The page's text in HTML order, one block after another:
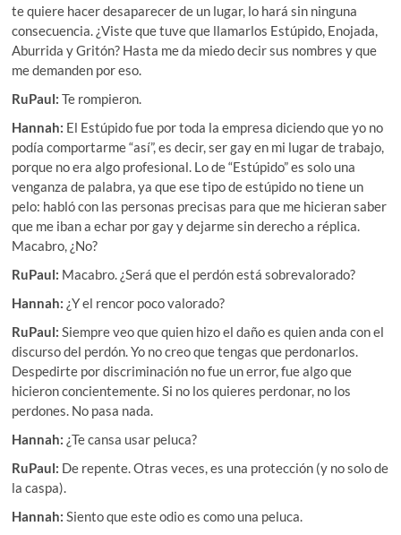
te quiere hacer desaparecer de un lugar, lo hará sin ninguna
consecuencia. ¿Viste que tuve que llamarlos Estúpido, Enojada,
Aburrida y Gritón? Hasta me da miedo decir sus nombres y que
me demanden por eso.
RuPaul:Te rompieron.
Hannah: El Estúpido fue por toda la empresa diciendo que yo no
podía comportarme “así”, es decir, ser gay en mi lugar de trabajo,
porque no era algo profesional. Lo de “Estúpido” es solo una
venganza de palabra, ya que ese tipo de estúpido no tiene un
pelo: habló con las personas precisas para que me hicieran saber
que me iban a echar por gay y dejarme sin derecho a réplica.
Macabro, ¿No?
RuPaul: Macabro. ¿Será que el perdón está sobrevalorado?
Hannah: ¿Y el rencor poco valorado?
RuPaul:Siempre veo que quien hizo el daño es quien anda con el
discurso del perdón. Yo no creo que tengas que perdonarlos.
Despedirte por discriminación no fue un error, fue algo que
hicieron concientemente. Si no los quieres perdonar, no los
perdones. No pasa nada.
Hannah: ¿Te cansa usar peluca?
RuPaul: De repente. Otras veces, es una protección (y no solo de
la caspa).
Hannah:Siento que este odio es como una peluca.